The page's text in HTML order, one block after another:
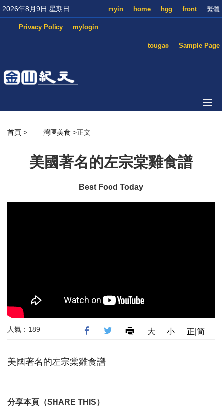
2026年8月9日 星期日 繁體
front
hgg
home
myin
mylogin
Privacy Policy
Sample Page
tougao
首頁 > 灣區美食 >正文
美國著名的左宗棠雞食譜
Best Food Today
人氣：189 大 小 正|简
美國著名的左宗棠雞食譜
分享本頁（SHARE THIS）